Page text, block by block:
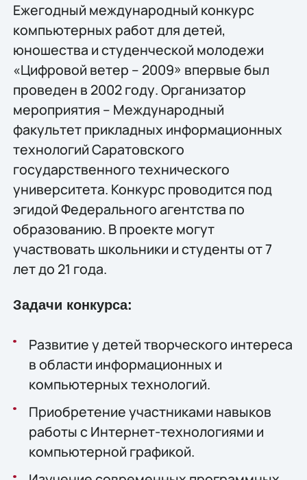
Ежегодный международный конкурс
компьютерных работ для детей,
юношества и студенческой молодежи
«Цифровой ветер – 2009» впервые был
проведен в 2002 году. Организатор
мероприятия – Международный
факультет прикладных информационных
технологий Саратовского
государственного технического
университета. Конкурс проводится под
эгидой Федерального агентства по
образованию. В проекте могут
участвовать школьники и студенты от 7
лет до 21 года.
Задачи конкурса:
Развитие у детей творческого интереса
в области информационных и
компьютерных технологий.
Приобретение участниками навыков
работы с Интернет-технологиями и
компьютерной графикой.